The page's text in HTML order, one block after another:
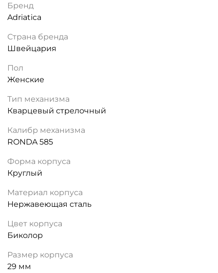
Бренд
Adriatica
Страна бренда
Швейцария
Пол
Женские
Тип механизма
Кварцевый стрелочный
Калибр механизма
RONDA 585
Форма корпуса
Круглый
Материал корпуса
Нержавеющая сталь
Цвет корпуса
Биколор
Размер корпуса
29 мм